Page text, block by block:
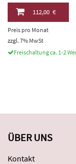
112,00 €
Preis pro Monat
zzgl. 7% MwSt
Freischaltung ca. 1-2
ÜBER UNS
Kontakt